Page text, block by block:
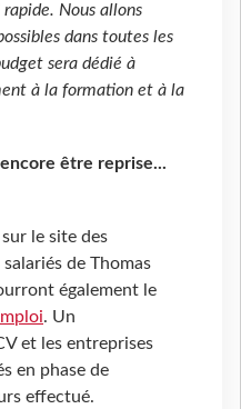
Nous allons
dans toutes les
sera dédié à
à la formation et à la
être reprise...
le site des
de Thomas
également le
. Un
et les entreprises
en phase de
effectué.